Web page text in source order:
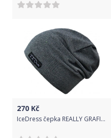
270 Kč
IceDress čepka REALLY GRAFIT Velikost: Dětská (vel.2) obvod 44-48cm